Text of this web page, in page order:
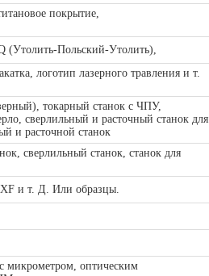
покрытие,
(Утолить-Польский-Утолить),
логотип лазерного травления и т.
токарный станок с ЧПУ,
сверлильный и расточный станок для
и расточной станок
сверлильный станок, станок для
и т. Д. Или образцы.
микрометром, оптическим